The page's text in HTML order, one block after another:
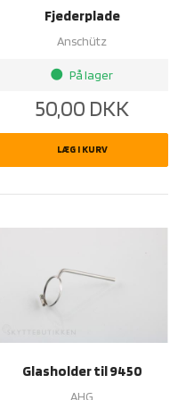
Fjederplade
Anschütz
brightness_1 På lager
50,00 DKK
LÆG I KURV
Glasholder til 9450
AHG